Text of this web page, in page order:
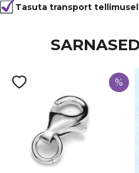
Kuju
lapik,
Jaspis
Tasuta transport
%